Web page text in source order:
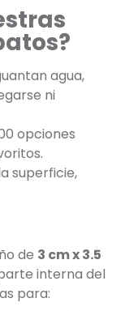
agua,
ni
opciones
superficie,
de 3 cm x 3.5
interna del
para: